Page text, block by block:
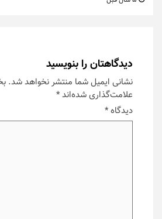
دیدگاهتان را بنویسید
نشانی ایمیل شما منتشر نخواهد شد.
علامت‌گذاری شده‌اند*
دیدگاه*